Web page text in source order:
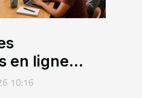
en ligne
elles
10:16